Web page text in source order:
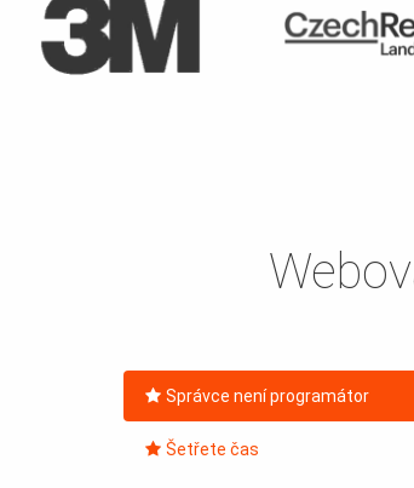
Správce není programátor
Šetřete čas